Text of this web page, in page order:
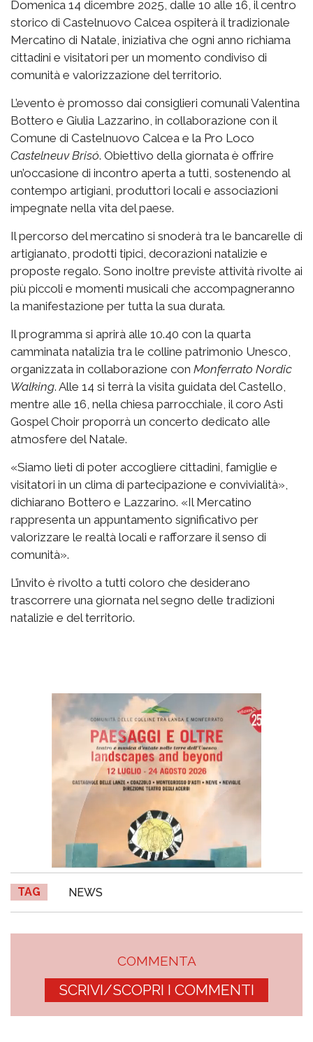
Domenica 14 dicembre 2025, dalle 10 alle 16, il centro
storico di Castelnuovo Calcea ospiterà il tradizionale
Mercatino di Natale, iniziativa che ogni anno richiama
cittadini e visitatori per un momento condiviso di
comunità e valorizzazione del territorio.
L’evento è promosso dai consiglieri comunali Valentina
Bottero e Giulia Lazzarino, in collaborazione con il
Comune di Castelnuovo Calcea e la Pro Loco
Castelneuv Brisó. Obiettivo della giornata è offrire
un’occasione di incontro aperta a tutti, sostenendo al
contempo artigiani, produttori locali e associazioni
impegnate nella vita del paese.
Il percorso del mercatino si snoderà tra le bancarelle di
artigianato, prodotti tipici, decorazioni natalizie e
proposte regalo. Sono inoltre previste attività rivolte ai
più piccoli e momenti musicali che accompagneranno
la manifestazione per tutta la sua durata.
Il programma si aprirà alle 10.40 con la quarta
camminata natalizia tra le colline patrimonio Unesco,
organizzata in collaborazione con Monferrato Nordic
Walking. Alle 14 si terrà la visita guidata del Castello,
mentre alle 16, nella chiesa parrocchiale, il coro Asti
Gospel Choir proporrà un concerto dedicato alle
atmosfere del Natale.
«Siamo lieti di poter accogliere cittadini, famiglie e
visitatori in un clima di partecipazione e convivialità»,
dichiarano Bottero e Lazzarino. «Il Mercatino
rappresenta un appuntamento significativo per
valorizzare le realtà locali e rafforzare il senso di
comunità».
L’invito è rivolto a tutti coloro che desiderano
trascorrere una giornata nel segno delle tradizioni
natalizie e del territorio.
TAG NEWS
COMMENTA
SCRIVI/SCOPRI I COMMENTI